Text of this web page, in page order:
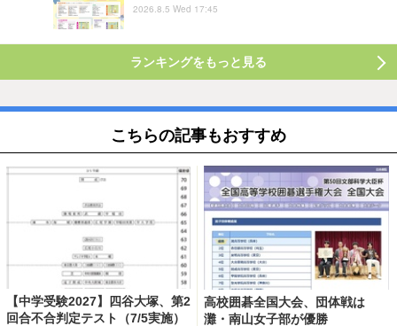
2026.8.5 Wed 17:45
ランキングをもっと見る
こちらの記事もおすすめ
【中学受験2027】四谷大塚、第2
回合不合判定テスト（7/5実施）
高校囲碁全国大会、団体戦は
灘・南山女子部が優勝